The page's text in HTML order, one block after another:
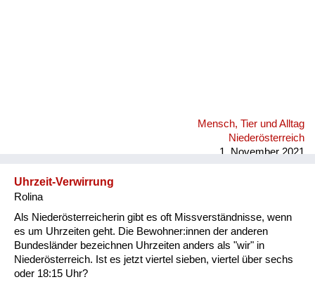
Mensch, Tier und Alltag
Niederösterreich
1. November 2021
Uhrzeit-Verwirrung
Rolina
Als Niederösterreicherin gibt es oft Missverständnisse, wenn
es um Uhrzeiten geht. Die Bewohner:innen der anderen
Bundesländer bezeichnen Uhrzeiten anders als "wir" in
Niederösterreich. Ist es jetzt viertel sieben, viertel über sechs
oder 18:15 Uhr?